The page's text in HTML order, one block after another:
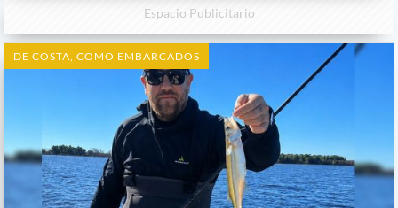
Espacio Publicitario
DE COSTA, COMO EMBARCADOS